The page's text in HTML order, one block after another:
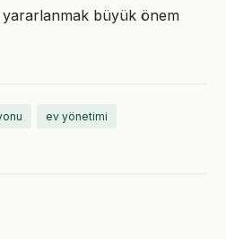
büyük önem
ev yönetimi